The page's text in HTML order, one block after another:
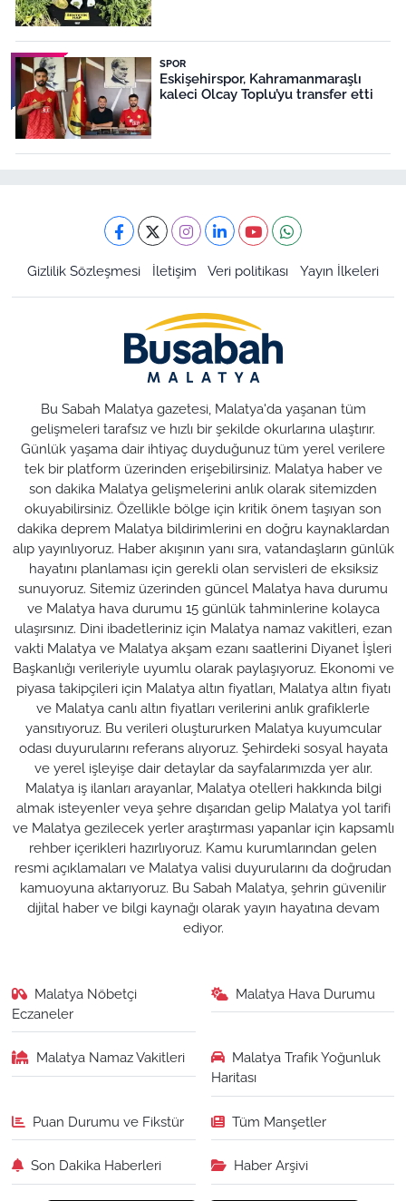
SPOR
Eskişehirspor, Kahramanmaraşlı
kaleci Olcay Toplu’yu transfer etti
Gizlilik Sözleşmesi İletişim Veri politikası Yayın İlkeleri
Bu Sabah Malatya gazetesi, Malatya'da yaşanan tüm
gelişmeleri tarafsız ve hızlı bir şekilde okurlarına ulaştırır.
Günlük yaşama dair ihtiyaç duyduğunuz tüm yerel verilere
tek bir platform üzerinden erişebilirsiniz. Malatya haber ve
son dakika Malatya gelişmelerini anlık olarak sitemizden
okuyabilirsiniz. Özellikle bölge için kritik önem taşıyan son
dakika deprem Malatya bildirimlerini en doğru kaynaklardan
alıp yayınlıyoruz. Haber akışının yanı sıra, vatandaşların günlük
hayatını planlaması için gerekli olan servisleri de eksiksiz
sunuyoruz. Sitemiz üzerinden güncel Malatya hava durumu
ve Malatya hava durumu 15 günlük tahminlerine kolayca
ulaşırsınız. Dini ibadetleriniz için Malatya namaz vakitleri, ezan
vakti Malatya ve Malatya akşam ezanı saatlerini Diyanet İşleri
Başkanlığı verileriyle uyumlu olarak paylaşıyoruz. Ekonomi ve
piyasa takipçileri için Malatya altın fiyatları, Malatya altın fiyatı
ve Malatya canlı altın fiyatları verilerini anlık grafiklerle
yansıtıyoruz. Bu verileri oluştururken Malatya kuyumcular
odası duyurularını referans alıyoruz. Şehirdeki sosyal hayata
ve yerel işleyişe dair detaylar da sayfalarımızda yer alır.
Malatya iş ilanları arayanlar, Malatya otelleri hakkında bilgi
almak isteyenler veya şehre dışarıdan gelip Malatya yol tarifi
ve Malatya gezilecek yerler araştırması yapanlar için kapsamlı
rehber içerikleri hazırlıyoruz. Kamu kurumlarından gelen
resmi açıklamaları ve Malatya valisi duyurularını da doğrudan
kamuoyuna aktarıyoruz. Bu Sabah Malatya, şehrin güvenilir
dijital haber ve bilgi kaynağı olarak yayın hayatına devam
ediyor.
Malatya Nöbetçi
Eczaneler
Malatya Hava Durumu
Malatya Namaz Vakitleri
Malatya Trafik Yoğunluk
Haritası
Puan Durumu ve Fikstür Tüm Manşetler
Son Dakika Haberleri Haber Arşivi